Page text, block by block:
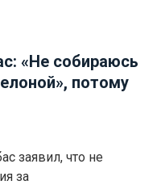
«Не собираюсь
потому
заявил, что не
за